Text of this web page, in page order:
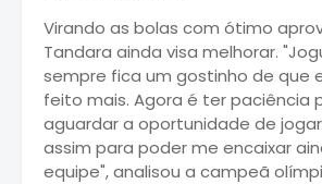
Virando as bolas com ótimo
Tandara ainda visa melhorar.
sempre fica um gostinho de que
feito mais. Agora é ter paciência
aguardar a oportunidade de
assim para poder me encaixar
equipe", analisou a campeã